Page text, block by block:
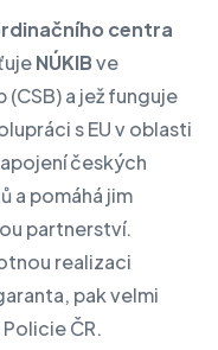
centra
NÚKIBve
a jež funguje
s EU v oblasti
českých
a pomáhá jim
partnerství.
realizaci
pak velmi
ČR.